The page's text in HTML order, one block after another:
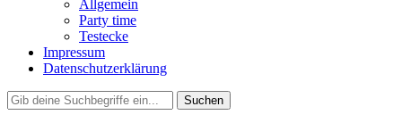
Allgemein
Party time
Testecke
Impressum
Datenschutzerklärung